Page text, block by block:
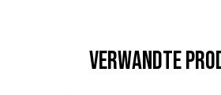
Verwandte